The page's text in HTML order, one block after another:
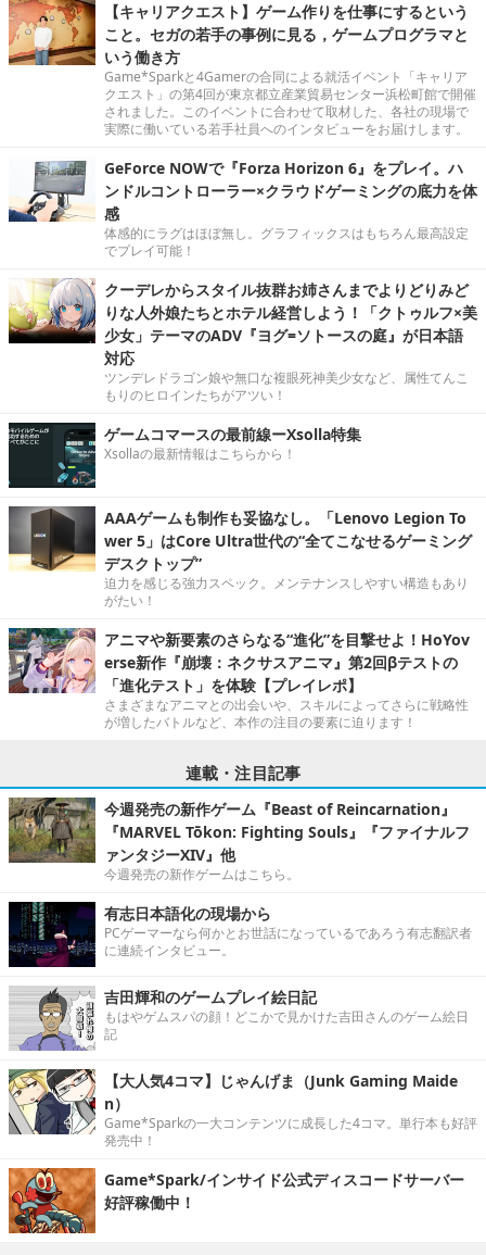
【キャリアクエスト】ゲーム作りを仕事にするという
こと。セガの若手の事例に見る，ゲームプログラマと
いう働き方
Game*Sparkと4Gamerの合同による就活イベント「キャリア
クエスト」の第4回が東京都立産業貿易センター浜松町館で開催
されました。このイベントに合わせて取材した、各社の現場で
実際に働いている若手社員へのインタビューをお届けします。
GeForce NOWで『Forza Horizon 6』をプレイ。ハ
ンドルコントローラー×クラウドゲーミングの底力を体
感
体感的にラグはほぼ無し。グラフィックスはもちろん最高設定
でプレイ可能！
クーデレからスタイル抜群お姉さんまでよりどりみど
りな人外娘たちとホテル経営しよう！「クトゥルフ×美
少女」テーマのADV『ヨグ=ソトースの庭』が日本語
対応
ツンデレドラゴン娘や無口な複眼死神美少女など、属性てんこ
もりのヒロインたちがアツい！
ゲームコマースの最前線ーXsolla特集
Xsollaの最新情報はこちらから！
AAAゲームも制作も妥協なし。「Lenovo Legion To
wer 5」はCore Ultra世代の“全てこなせるゲーミング
デスクトップ”
迫力を感じる強力スペック。メンテナンスしやすい構造もあり
がたい！
アニマや新要素のさらなる“進化”を目撃せよ！HoYov
erse新作『崩壊：ネクサスアニマ』第2回βテストの
「進化テスト」を体験【プレイレポ】
さまざまなアニマとの出会いや、スキルによってさらに戦略性
が増したバトルなど、本作の注目の要素に迫ります！
連載・注目記事
今週発売の新作ゲーム『Beast of Reincarnation』
『MARVEL Tōkon: Fighting Souls』『ファイナルフ
ァンタジーXIV』他
今週発売の新作ゲームはこちら。
有志日本語化の現場から
PCゲーマーなら何かとお世話になっているであろう有志翻訳者
に連続インタビュー。
吉田輝和のゲームプレイ絵日記
もはやゲムスパの顔！どこかで見かけた吉田さんのゲーム絵日
記
【大人気4コマ】じゃんげま（Junk Gaming Maide
n）
Game*Sparkの一大コンテンツに成長した4コマ。単行本も好評
発売中！
Game*Spark/インサイド公式ディスコードサーバー
好評稼働中！